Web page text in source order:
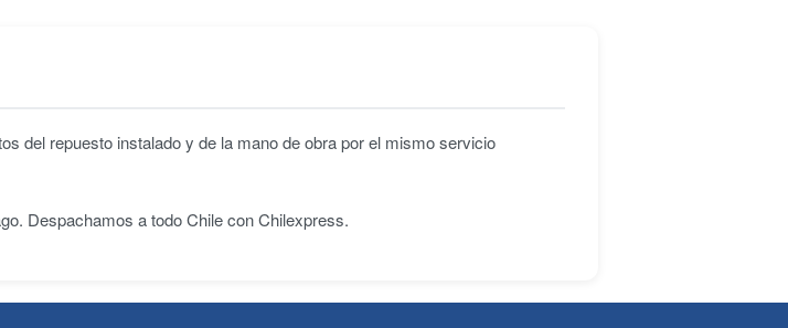
del repuesto instalado y de la mano de obra por el mismo servicio
Despachamos a todo Chile con Chilexpress.